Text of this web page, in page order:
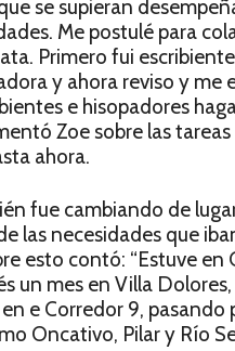
se supieran
Me postulé para
Primero fui
y ahora reviso y me
e hisopadores
Zoe sobre las
ahora.
fue cambiando de
las necesidades que
esto contó: “Estuve en
un mes en Villa
e Corredor 9, pasando
Oncativo, Pilar y Río